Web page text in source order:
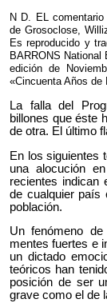
N D. EL
de Grosoclose,
Es reproducido y
BARRONS
edición de
«Cincuenta Años de
La falla del
billones que éste
de otra. El último
En los siguientes
una alocución
recientes indican
de cualquier país
población.
Un fenómeno
mentes fuertes e
un dictado
teóricos han
posición de ser
grave como el de